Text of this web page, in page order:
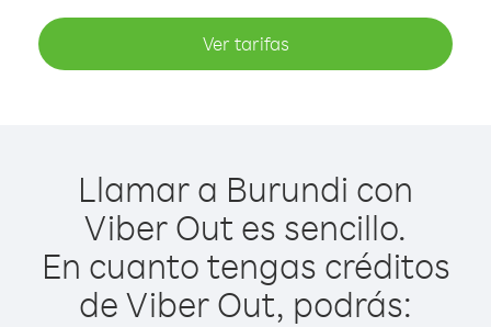
Ver tarifas
Llamar a Burundi con
Viber Out es sencillo.
En cuanto tengas créditos
de Viber Out, podrás: